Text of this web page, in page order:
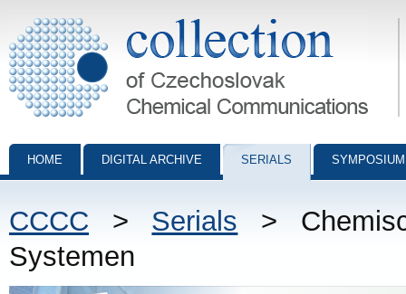
Collection of Czechoslovak Chemical Communications - digital
HOME DIGITAL ARCHIVE SERIALS
CCCC > Serials >
Systemen